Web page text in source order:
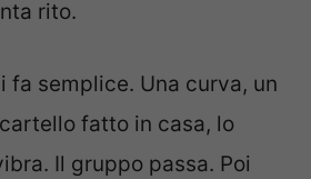
rito.
fa semplice. Una curva, un
fatto in casa, lo
Il gruppo passa. Poi